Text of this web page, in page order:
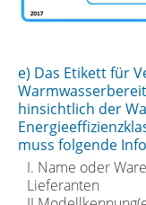
e) Das Etikett für
hinsichtlich der
muss folgende
I. Name oder
Lieferanten